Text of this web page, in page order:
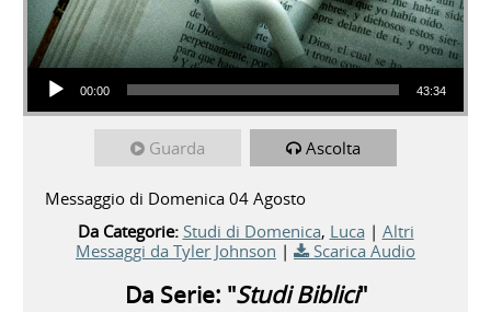
Audio Player
00:00 43:34
Guarda Ascolta
Messaggio di Domenica 04 Agosto
Da Categorie: Studi di Domenica, Luca | Altri
Messaggi da Tyler Johnson | Scarica Audio
Da Serie: "Studi Biblici"